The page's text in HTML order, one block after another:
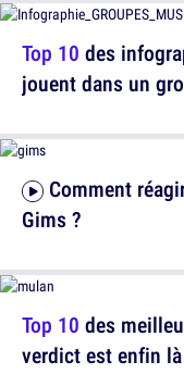
Gims ?
Top 10 des
jouent dans un
Top 10 des
verdict est enfin là